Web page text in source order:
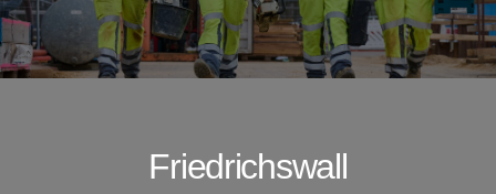
Friedrichswall